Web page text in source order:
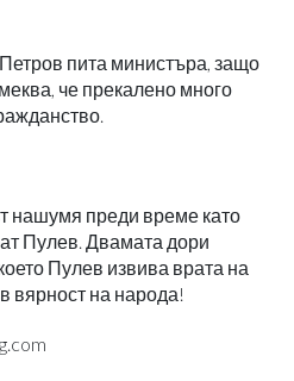
пита министъра, защо
че прекалено много
нашумя преди време като
Пулев. Двамата дори
Пулев извива врата на
вярност на народа!